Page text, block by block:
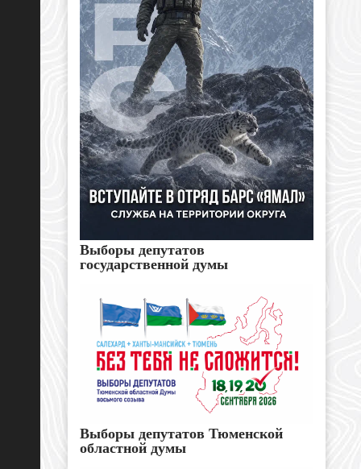
Выборы депутатов
государственной думы
Выборы депутатов Тюменской
областной думы